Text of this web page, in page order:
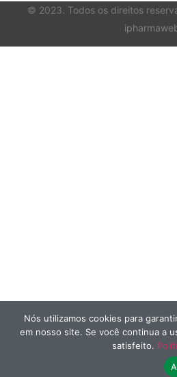
© 2023. Todos os direitos
Nós utilizamos cookies para
em nosso site. Se você continua a
satisfeito.